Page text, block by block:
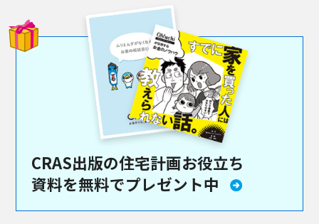
CRAS出版の住宅計画お役立ち
資料を無料でプレゼント中